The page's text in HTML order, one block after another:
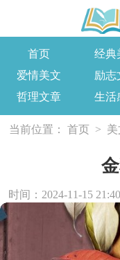
首页 经典
爱情美文
励志
哲理文章
生活
当前位置： 首页 >
时间：2024-11-15